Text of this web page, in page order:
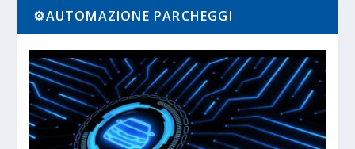
⚙️AUTOMAZIONE PARCHEGGI